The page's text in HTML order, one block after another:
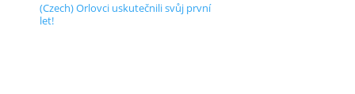
(Czech) Orlovci uskutečnili svůj první
let!